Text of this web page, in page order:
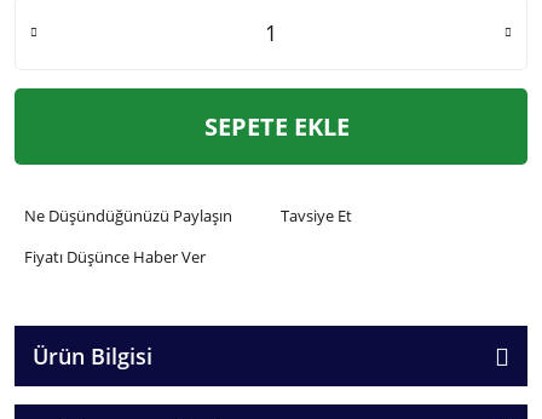
SEPETE EKLE
Ne Düşündüğünüzü Paylaşın
Tavsiye Et
Fiyatı Düşünce Haber Ver
Ürün Bilgisi